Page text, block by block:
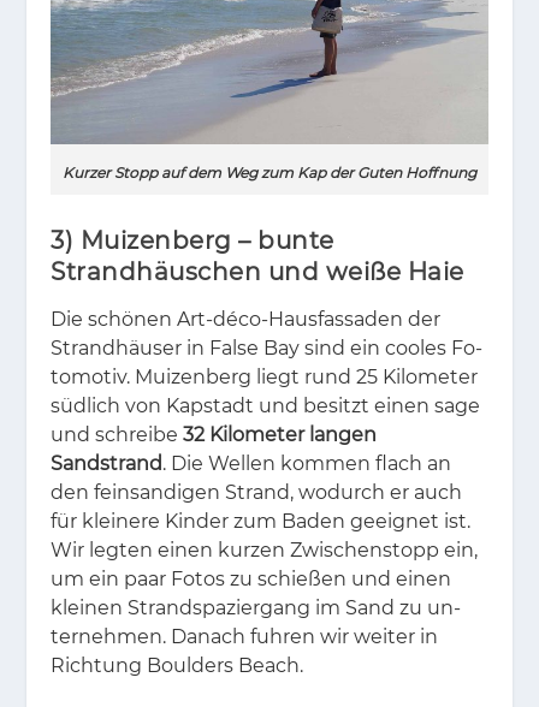
Kurzer Stopp auf dem Weg zum Kap der Guten Hoffnung
3) Muizenberg – bunte
Strandhäuschen und weiße Haie
Die schö­nen Art-déco-Haus­fas­sa­den der
Strand­häu­ser in Fal­se Bay sind ein coo­les Fo­
to­mo­tiv. Mui­zen­berg liegt rund 25 Ki­lo­me­ter
süd­lich von Kap­stadt und be­sitzt ei­nen sage
und schrei­be32 Kilometer langen
Sandstrand. Die Wel­len kom­men flach an
den fein­san­di­gen Strand, wo­durch er auch
für klei­ne­re Kin­der zum Ba­den ge­eig­net ist.
Wir leg­ten ei­nen kur­zen Zwi­schen­stopp ein,
um ein paar Fo­tos zu schie­ßen und ei­nen
klei­nen Strand­spa­zier­gang im Sand zu un­
ter­neh­men. Da­nach fuh­ren wir wei­ter in
Rich­tung Boul­ders Beach.